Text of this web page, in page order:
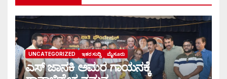
UNCATEGORIZED ಇತರ ಸುದ್ದಿ ಮೈಸೂರು
ಎಸ್ ಜಾನಕಿ ಅಮರ ಗಾಯನಕ್ಕೆ